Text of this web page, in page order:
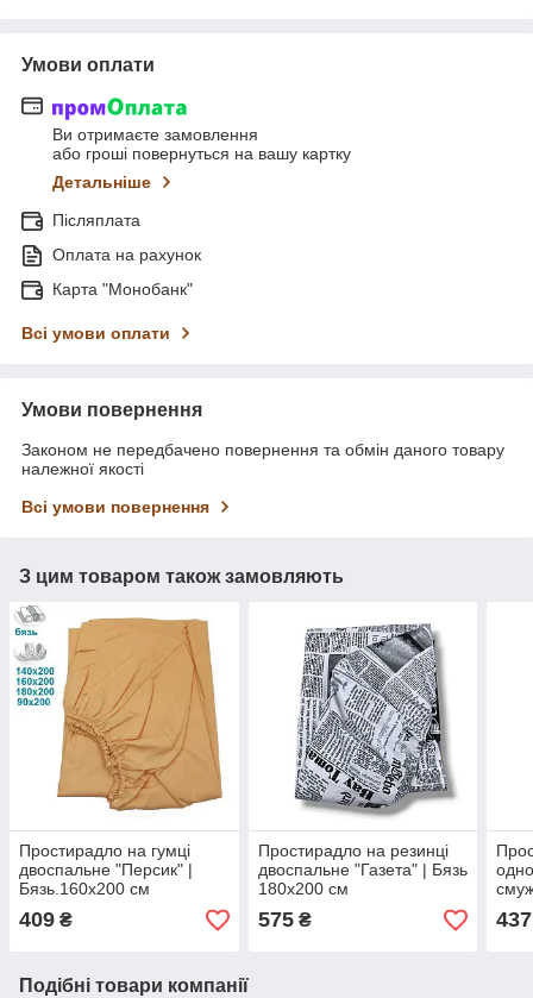
Умови оплати
Ви отримаєте замовлення
або гроші повернуться на вашу картку
Детальніше
Післяплата
Оплата на рахунок
Карта "Монобанк"
Всі умови оплати
Умови повернення
Законом не передбачено повернення та обмін даного товару
належної якості
Всі умови повернення
З цим товаром також замовляють
Простирадло на гумці
двоспальне "Персик" |
Бязь.160х200 см
409 ₴
Простирадло на резинці
двоспальне "Газета" | Бязь
180х200 см
575₴ 437
Подібні товари компанії